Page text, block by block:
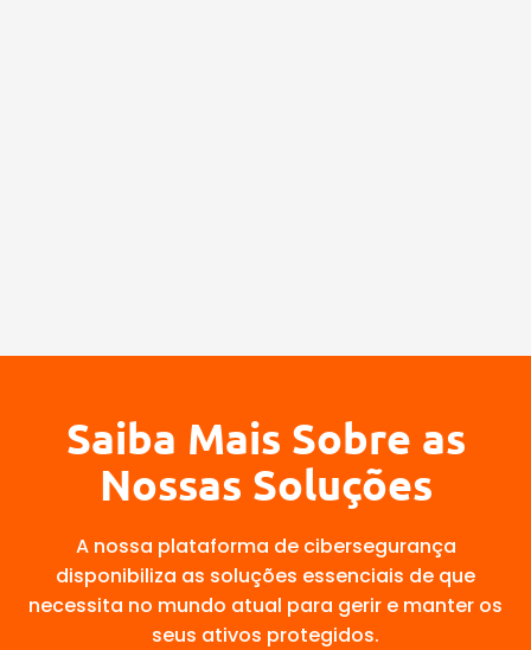
Saiba Mais Sobre as
Nossas Soluções
A nossa plataforma de cibersegurança
disponibiliza as soluções essenciais de que
necessita no mundo atual para gerir e manter os
seus ativos protegidos.